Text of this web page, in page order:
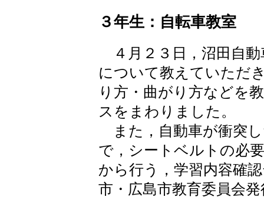
３年生：自転車教室
４月２３日，沼田自
について教えていただ
り方・曲がり方などを
スをまわりました。
また，自動車が衝突
で，シートベルトの必
から行う，学習内容確
市・広島市教育委員会